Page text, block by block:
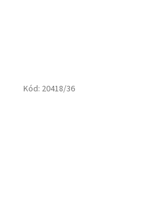
Kód: 20418/36